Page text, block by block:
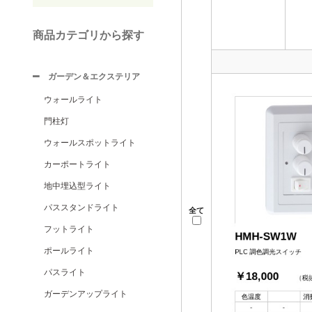
商品カテゴリから探す
ガーデン＆エクステリア
ウォールライト
門柱灯
ウォールスポットライト
カーポートライト
地中埋込型ライト
パススタンドライト
フットライト
ポールライト
パスライト
ガーデンアップライト
全て